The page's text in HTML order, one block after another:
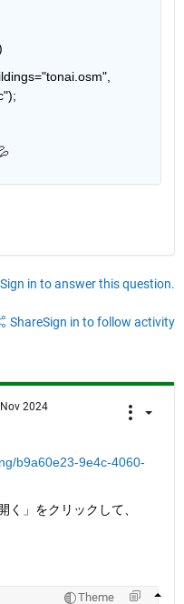
Sign in to answer this question.
ShareSign in to follow activity
2024
b9a60e23-9e4c-4060-
く」をクリックして、
Theme